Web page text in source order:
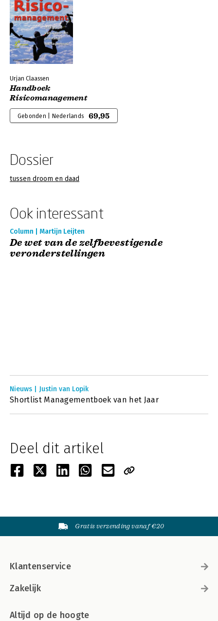
Urjan Claassen
Handboek
Risicomanagement
Gebonden | Nederlands 69,95
Dossier
tussen droom en daad
Ook interessant
Column | Martijn Leijten
De wet van de zelfbevestigende
veronderstellingen
Nieuws | Justin van Lopik
Shortlist Managementboek van het Jaar
Deel dit artikel
Gratis verzending vanaf €20
Klantenservice
Zakelijk
Altijd op de hoogte